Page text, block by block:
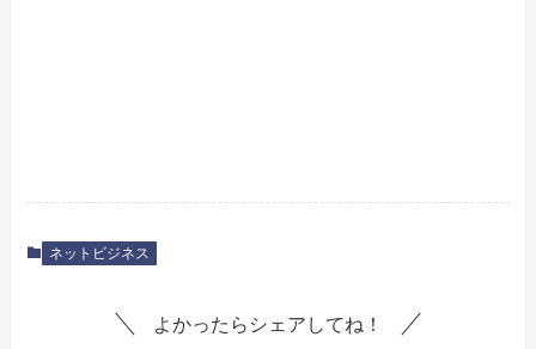
ネットビジネス
よかったらシェアしてね！